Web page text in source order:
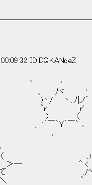
ID:DQKANqeZ
　'
　 　'
､ﾉ|ノ´
　　r'
　（
　　　　　 ,
　　　　
　　　　　　　　　　　
　　　　　　　　　　
　　　　　　　､ﾊ,　　
　　　　　　　 ^ <　
　　　　　　　　./
　　　　　　　 `